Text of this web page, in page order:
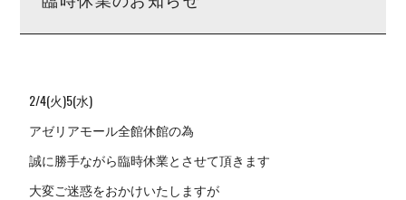
2/4(火)5(水)
アゼリアモール全館休館の為
誠に勝手ながら臨時休業とさせて頂きます
大変ご迷惑をおかけいたしますが